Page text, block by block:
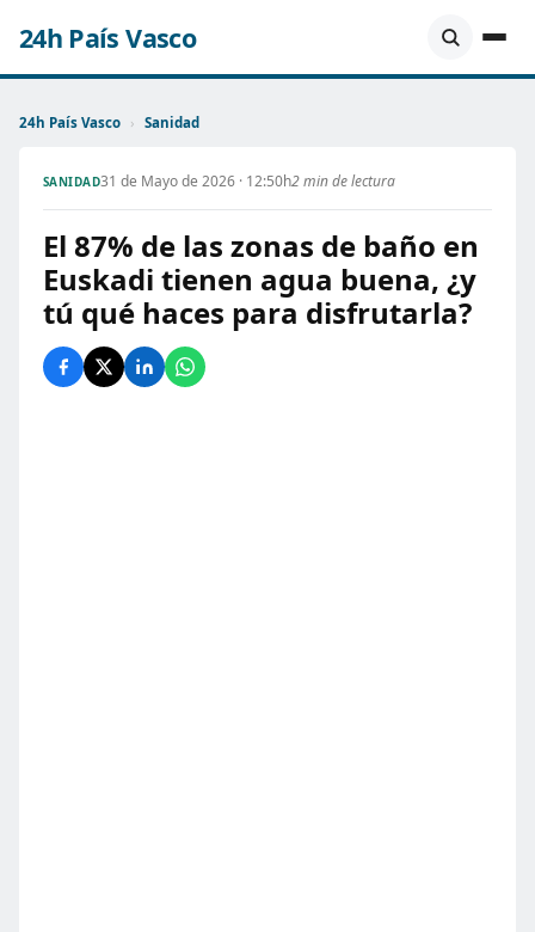
24h País Vasco
24h País Vasco › Sanidad
SANIDAD31 de Mayo de 2026 · 12:50h2 min de lectura
El 87% de las zonas de baño en
Euskadi tienen agua buena, ¿y
tú qué haces para disfrutarla?